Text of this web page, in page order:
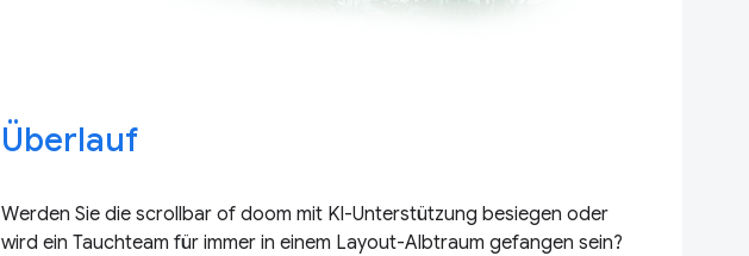
Überlauf
Werden Sie die scrollbar of doom mit KI-Unterstützung besiegen oder
wird ein Tauchteam für immer in einem Layout-Albtraum gefangen sein?